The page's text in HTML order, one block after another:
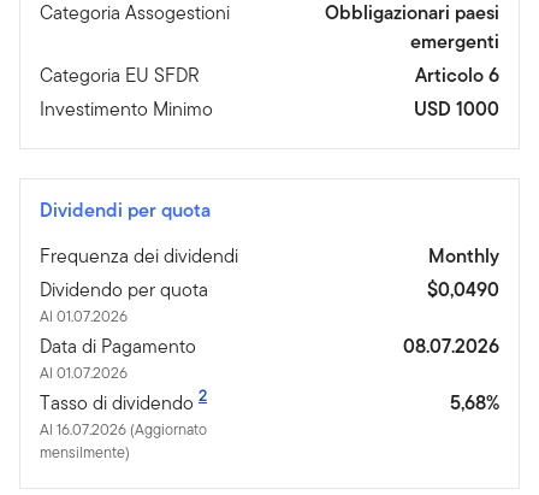
Categoria Assogestioni
Obbligazionari paesi
emergenti
Categoria EU SFDR
Articolo 6
Investimento Minimo
USD 1000
Dividendi per quota
Frequenza dei dividendi
Monthly
Dividendo per quota
Al 01.07.2026
$0,0490
Data di Pagamento
Al 01.07.2026
08.07.2026
Tasso di dividendo 2
Al 16.07.2026 (Aggiornato
mensilmente)
5,68%